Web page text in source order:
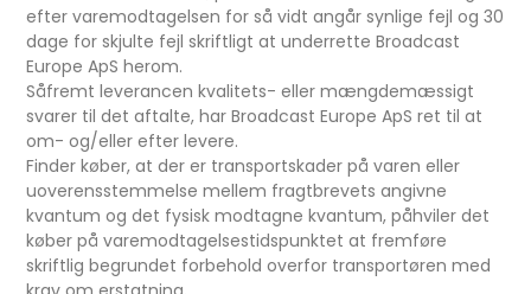
efter varemodtagelsen for så vidt angår synlige fejl og 30
dage for skjulte fejl skriftligt at underrette Broadcast
Europe ApS herom.
Såfremt leverancen kvalitets- eller mængdemæssigt
svarer til det aftalte, har Broadcast Europe ApS ret til at
om- og/eller efter levere.
Finder køber, at der er transportskader på varen eller
uoverensstemmelse mellem fragtbrevets angivne
kvantum og det fysisk modtagne kvantum, påhviler det
køber på varemodtagelsestidspunktet at fremføre
skriftlig begrundet forbehold overfor transportøren med